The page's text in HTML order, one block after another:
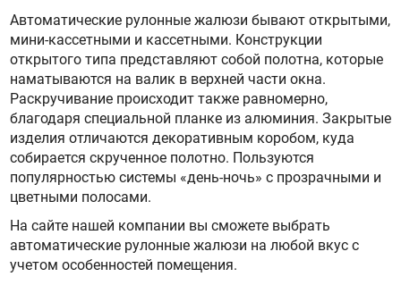
Автоматические рулонные жалюзи бывают открытыми,
мини-кассетными и кассетными. Конструкции
открытого типа представляют собой полотна, которые
наматываются на валик в верхней части окна.
Раскручивание происходит также равномерно,
благодаря специальной планке из алюминия. Закрытые
изделия отличаются декоративным коробом, куда
собирается скрученное полотно. Пользуются
популярностью системы «день-ночь» с прозрачными и
цветными полосами.
На сайте нашей компании вы сможете выбрать
автоматические рулонные жалюзи на любой вкус с
учетом особенностей помещения.